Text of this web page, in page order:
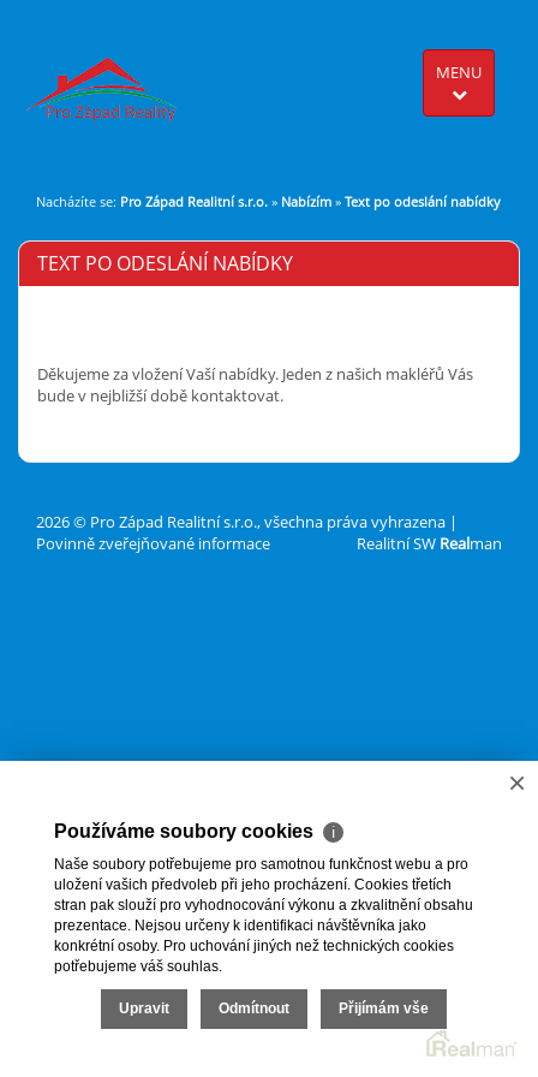
MENU
Nacházíte se: Pro Západ Realitní s.r.o. » Nabízím » Text po odeslání nabídky
TEXT PO ODESLÁNÍ NABÍDKY
Děkujeme za vložení Vaší nabídky. Jeden z našich makléřů Vás
bude v nejbližší době kontaktovat.
2026 © Pro Západ Realitní s.r.o., všechna práva vyhrazena |
Povinně zveřejňované informace
Realitní SW Realman
×
Používáme soubory cookies ℹ
Naše soubory potřebujeme pro samotnou funkčnost webu a pro
uložení vašich předvoleb při jeho procházení. Cookies třetích
stran pak slouží pro vyhodnocování výkonu a zkvalitnění obsahu
prezentace. Nejsou určeny k identifikaci návštěvníka jako
konkrétní osoby. Pro uchování jiných než technických cookies
potřebujeme váš souhlas.
Upravit Odmítnout Přijímám vše